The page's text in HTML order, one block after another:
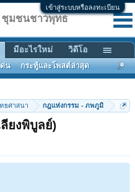
เข้าสู่ระบบหรือลงทะเบียน
ธศาสนา กฎแห่งกรรม - ภพภูมิ
ยงพิบูลย์)
ชุมชนชาวพุทธ
ด่น กระทู้และโพสต์ล่าสุด
มีอะไรใหม่ วิดีโอ